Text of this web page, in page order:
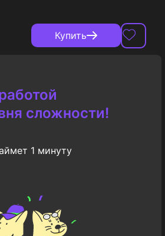
Купить
сложности!
1 минуту